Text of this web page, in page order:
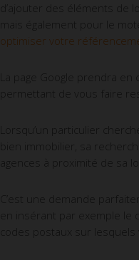
d’ajouter des éléments de
mais également pour le
optimiser votre
La page Google prendra
permettant de vous faire
Lorsqu’un particulier
bien immobilier, sa
agences à proximité de sa
C’est une demande
en insérant par exemple le
codes postaux sur lesquels